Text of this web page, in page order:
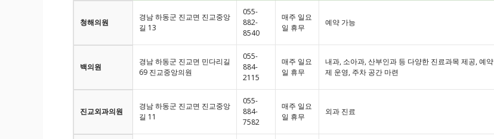
청해의원
경남 하동군 진교면 진교중앙
길 13
055-
882-
8540
매주 일요
일 휴무
예약 가능
백의원
경남 하동군 진교면 민다리길
69 진교중앙의원
055-
884-
2115
매주 일요
일 휴무
내과, 소아과, 산부인과 등 다양한 진료과목 제공, 예약
제 운영, 주차 공간 마련
진교외과의원
경남 하동군 진교면 진교중앙
길 11
055-
884-
7582
매주 일요
일 휴무
외과 진료